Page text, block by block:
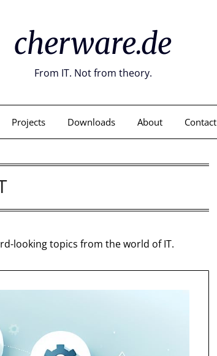
cherware.de
From IT. Not from theory.
Projects Downloads About Contact
looking topics from the world of IT.